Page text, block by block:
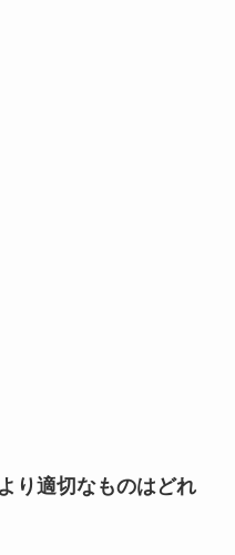
り適切なものはどれ